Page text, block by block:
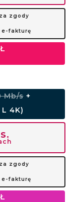
zgody
e-fakturę
Mb/s+
4K)
zgody
e-fakturę